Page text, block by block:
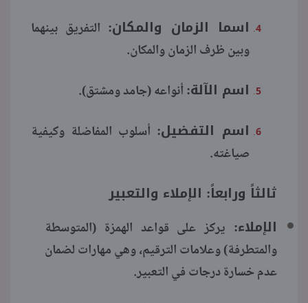
اسما الزمان والمكان: التفريق بينهما
وبين ظرف الزمان والمكان.
اسم الآلة:أنواعه (جامد ومشتق).
اسم التفضيل: أسلوب المفاضلة وكيفية
صياغته.
ثالثاً ورابعاً: الإملاء والتعبير
الإملاء: يركز على قواعد الهمزة (المتوسطة
والمتطرفة) وعلامات الترقيم، وهي مهارات لضمان
عدم خسارة درجات في التعبير.